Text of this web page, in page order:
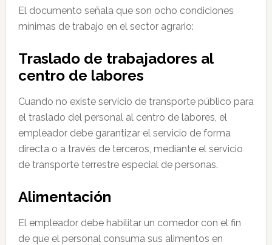
El documento señala que son ocho condiciones
mínimas de trabajo en el sector agrario:
Traslado de trabajadores al
centro de labores
Cuando no existe servicio de transporte público para
el traslado del personal al centro de labores, el
empleador debe garantizar el servicio de forma
directa o a través de terceros, mediante el servicio
de transporte terrestre especial de personas.
Alimentación
El empleador debe habilitar un comedor con el fin
de que el personal consuma sus alimentos en